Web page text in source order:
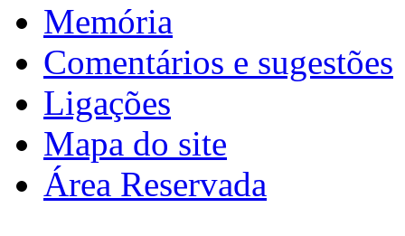
Memória
Comentários e sugestões
Ligações
Mapa do site
Área Reservada